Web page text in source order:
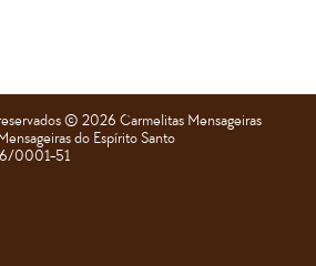
©️ 2026 Carmelitas Mensageiras
do Espírito Santo
0001-51